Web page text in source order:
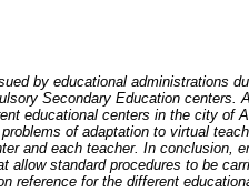
by educational administrations
Secondary Education centers.
educational centers in the city of
of adaptation to virtual
and each teacher. In conclusion,
standard procedures to be
reference for the different